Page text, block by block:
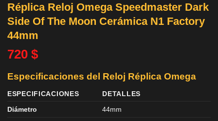
Réplica Reloj Omega Speedmaster Dark
Side Of The Moon Cerámica N1 Factory
44mm
720 $
Especificaciones del Reloj Réplica Omega
ESPECIFICACIONES
DETALLES
Diámetro
44mm